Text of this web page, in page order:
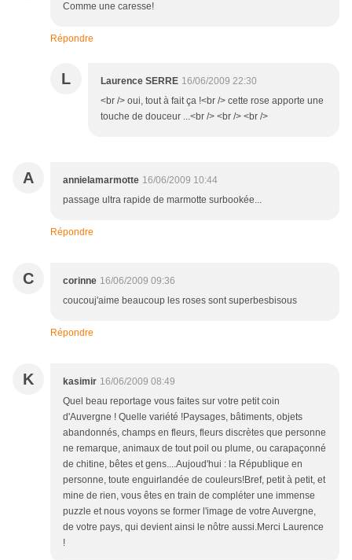
Comme une caresse!
Répondre
L Laurence SERRE 16/06/2009 22:30
<br /> oui, tout à fait ça !<br /> cette rose apporte une
touche de douceur ...<br /> <br /> <br />
A annielamarmotte 16/06/2009 10:44
passage ultra rapide de marmotte surbookée...
Répondre
C corinne 16/06/2009 09:36
coucouj'aime beaucoup les roses sont superbesbisous
Répondre
K kasimir 16/06/2009 08:49
Quel beau reportage vous faites sur votre petit coin
d'Auvergne ! Quelle variété !Paysages, bâtiments, objets
abandonnés, champs en fleurs, fleurs discrètes que personne
ne remarque, animaux de tout poil ou plume, ou carapaçonné
de chitine, bêtes et gens....Aujoud'hui : la République en
personne, toute enguirlandée de couleurs!Bref, petit à petit, et
mine de rien, vous êtes en train de compléter une immense
puzzle et nous voyons se former l'image de votre Auvergne,
de votre pays, qui devient ainsi le nôtre aussi.Merci Laurence
!